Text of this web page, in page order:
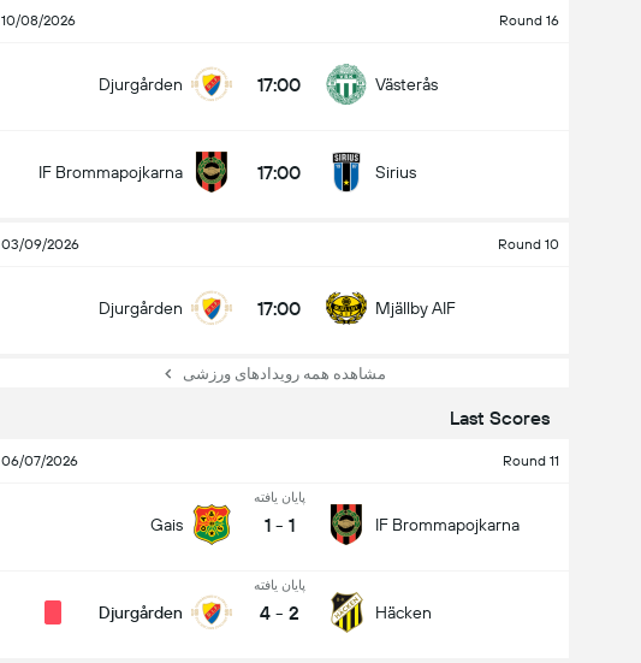
Round 16
10/08/2026
Västerås
17:00
Djurgården
Sirius
17:00
IF Brommapojkarna
Round 10
03/09/2026
Mjällby AIF
17:00
Djurgården
مشاهده همه رویدادهای ورزشی
Last Scores
Round 11
06/07/2026
IF Brommapojkarna
پایان یافته
1
-
1
Gais
Häcken
پایان یافته
2
-
4
Djurgården